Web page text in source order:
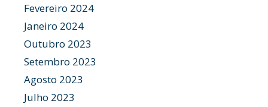
Fevereiro 2024
Janeiro 2024
Outubro 2023
Setembro 2023
Agosto 2023
Julho 2023